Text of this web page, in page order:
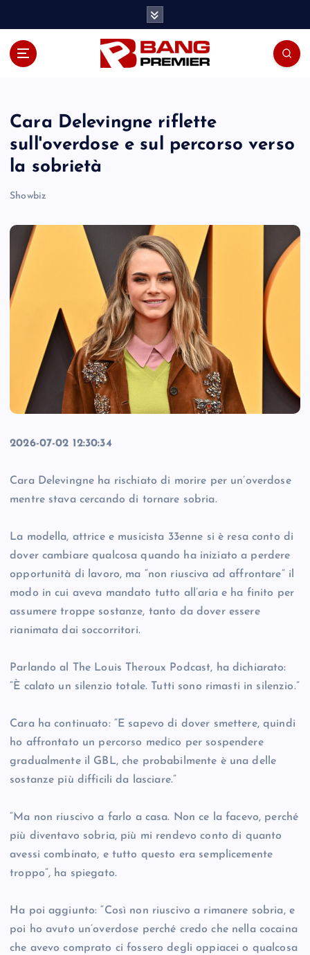
Cara Delevingne riflette
sull'overdose e sul percorso verso
la sobrietà
Showbiz
2026-07-02 12:30:34
Cara Delevingne ha rischiato di morire per un’overdose
mentre stava cercando di tornare sobria.
La modella, attrice e musicista 33enne si è resa conto di
dover cambiare qualcosa quando ha iniziato a perdere
opportunità di lavoro, ma “non riusciva ad affrontare” il
modo in cui aveva mandato tutto all’aria e ha finito per
assumere troppe sostanze, tanto da dover essere
rianimata dai soccorritori.
Parlando al The Louis Theroux Podcast, ha dichiarato:
“È calato un silenzio totale. Tutti sono rimasti in silenzio.”
Cara ha continuato: “E sapevo di dover smettere, quindi
ho affrontato un percorso medico per sospendere
gradualmente il GBL, che probabilmente è una delle
sostanze più difficili da lasciare.”
“Ma non riuscivo a farlo a casa. Non ce la facevo, perché
più diventavo sobria, più mi rendevo conto di quanto
avessi combinato, e tutto questo era semplicemente
troppo”, ha spiegato.
Ha poi aggiunto: “Così non riuscivo a rimanere sobria, e
poi ho avuto un’overdose perché credo che nella cocaina
che avevo comprato ci fossero degli oppiacei o qualcosa